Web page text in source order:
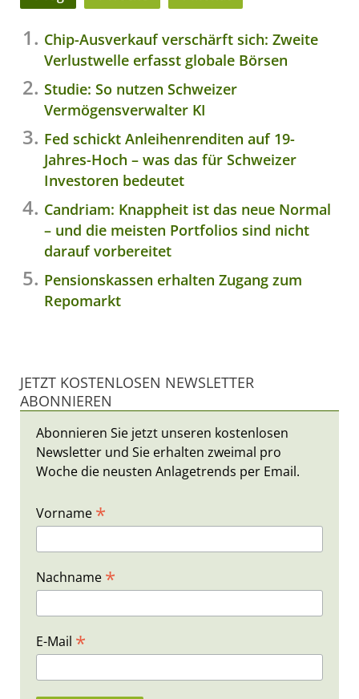
Chip-Ausverkauf verschärft sich: Zweite
Verlustwelle erfasst globale Börsen
Studie: So nutzen Schweizer
Vermögensverwalter KI
Fed schickt Anleihenrenditen auf 19-
Jahres-Hoch – was das für Schweizer
Investoren bedeutet
Candriam: Knappheit ist das neue Normal
– und die meisten Portfolios sind nicht
darauf vorbereitet
Pensionskassen erhalten Zugang zum
Repomarkt
JETZT KOSTENLOSEN NEWSLETTER
ABONNIEREN
Abonnieren Sie jetzt unseren kostenlosen
Newsletter und Sie erhalten zweimal pro
Woche die neusten Anlagetrends per Email.
Vorname *
Nachname *
E-Mail *